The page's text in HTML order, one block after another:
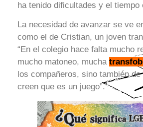
ha tenido dificultades y el tiempo
La necesidad de avanzar se ve
como el de Cristian, un joven
“En el colegio hace falta mucho
mucho matoneo, mucha
los compañeros, sino también
creen que es un juego”.